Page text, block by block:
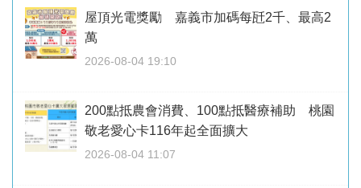
屋頂光電獎勵 嘉義市加碼每瓩2千、最高2
萬
2026-08-04 19:10
200點抵農會消費、100點抵醫療補助 桃園
敬老愛心卡116年起全面擴大
2026-08-04 11:07